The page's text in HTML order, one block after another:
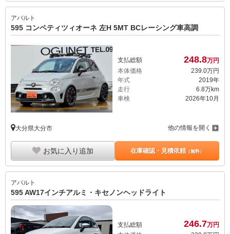
アバルト
595 コンペティツィオーネ 左H 5MT BCレーシング車高調
支払総額 248.8万円
本体価格
239. 0万円
年式
2019年
走行
6.8万km
車検
2026年10月
大分県大分市 他の情報を開く
お気に入り追加 在庫確認・見積依頼（無料）
アバルト
595 AW17インチアルミ・キセノンヘッドライト
支払総額 246.7万円